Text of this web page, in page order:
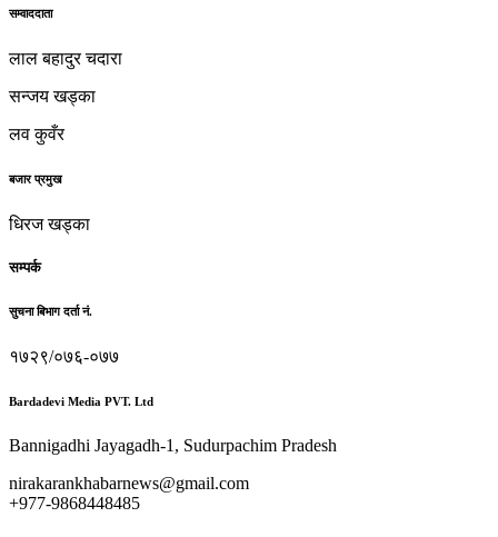
सम्वाददाता
लाल बहादुर चदारा
सन्जय खड्का
लव कुवँर
बजार प्रमुख
धिरज खड्का
सम्पर्क
सुचना बिभाग दर्ता नं.
१७२९/०७६-०७७
Bardadevi Media PVT. Ltd
Bannigadhi Jayagadh-1, Sudurpachim Pradesh
nirakarankhabarnews@gmail.com
+977-9868448485